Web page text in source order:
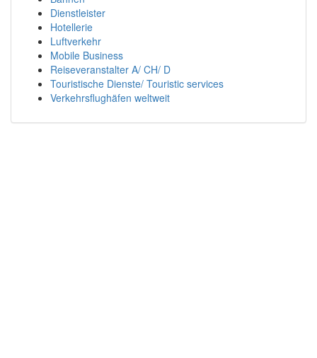
Dienstleister
Hotellerie
Luftverkehr
Mobile Business
Reiseveranstalter A/ CH/ D
Touristische Dienste/ Touristic services
Verkehrsflughäfen weltweit